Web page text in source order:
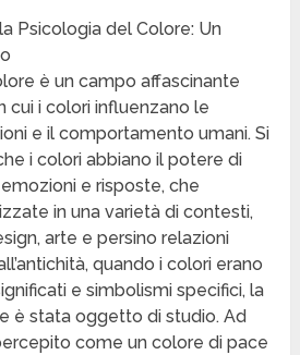
Psicologia del Colore: Un
è un campo affascinante
cui i colori influenzano le
e il comportamento umani. Si
i colori abbiano il potere di
e risposte, che
in una varietà di contesti,
arte e persino relazioni
quando i colori erano
e simbolismi specifici, la
è stata oggetto di studio. Ad
come un colore di pace